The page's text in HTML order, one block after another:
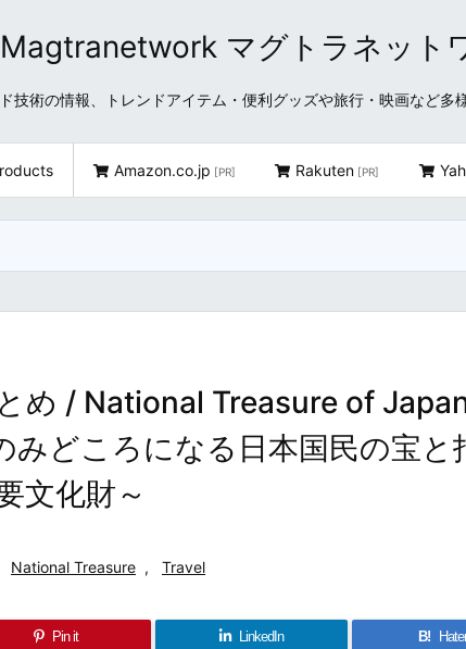
Magtranetwork マグトラネット
技術の情報、トレンドアイテム・便利グッズや旅行・映画など多
Amazon.co.jp [PR] Rakuten [PR]
め / National Treasure of
どころになる日本国民の宝と
文化財～
National Treasure , Travel
Pin it LinkedIn B!